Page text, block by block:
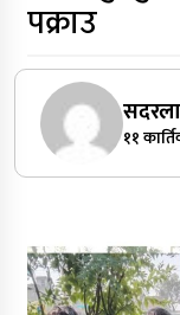
पक्राउ
११